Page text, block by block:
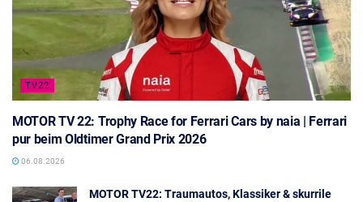
TV22
MOTOR TV 22: Trophy Race for Ferrari Cars by naia | Ferrari
pur beim Oldtimer Grand Prix 2026
06.08.2026
MOTOR TV22: Traumautos, Klassiker & skurrile